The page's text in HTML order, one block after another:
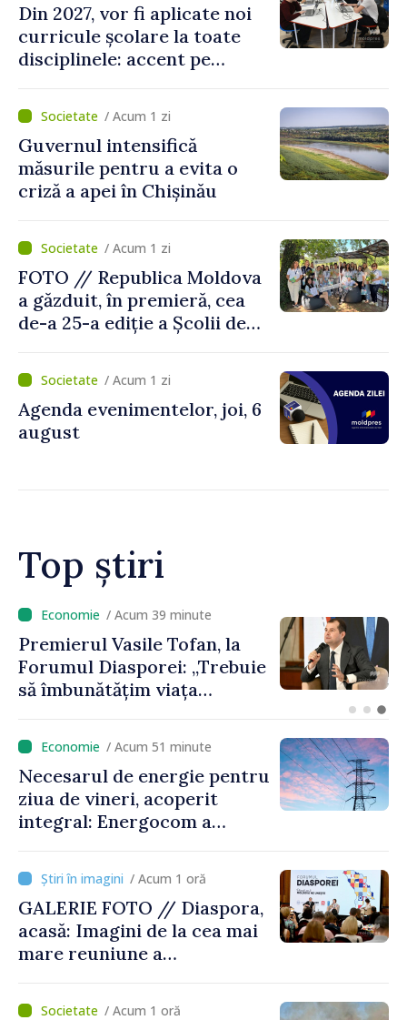
Din 2027, vor fi aplicate noi
curricule școlare la toate
disciplinele: accent pe
și folosirea cunoștințelor în
situații reale/ Acum 1 zi
Guvernul intensifică
măsurile pentru a evita o
criză a apei în Chișinău
/ Acum 1 zi
FOTO // Republica Moldova
a găzduit, în premieră, cea
de-a 25-a ediție a Școlii de
/ Acum 1 zi
Agenda evenimentelor, joi, 6
august
Top știri
/ Acum 39 minute
Premierul Vasile Tofan, la
Forumul Diasporei: „Trebuie
să îmbunătățim viața
motoarele economiei”
/ Acum 51 minute
Necesarul de energie pentru
ziua de vineri, acoperit
integral: Energocom a
/ Acum 1 oră
GALERIE FOTO // Diaspora,
acasă: Imagini de la cea mai
mare reuniune a
hotare
/ Acum 1 oră